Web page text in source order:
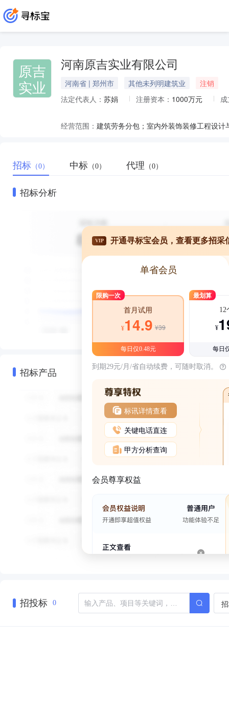
原吉
实业
河南原吉实业有限公司
河南省 | 郑州市 其他未列明建筑业
注销
法定代表人： 苏娟 注册资本： 1000万元
经营范围：
招标 （0） 中标 （0） 代理 （0）
招标分析
招标产品
VIP 开通寻标宝会员，查看更多招采
单省会员
限购一次
首月试用
¥14.9 ¥39
每日仅0.48元
最划算
12
¥
每日
到期29元/月/省自动续费，可随时取消。
标讯详情查看
关键电话直连
甲方分析查询
会员尊享权益
招投标 0